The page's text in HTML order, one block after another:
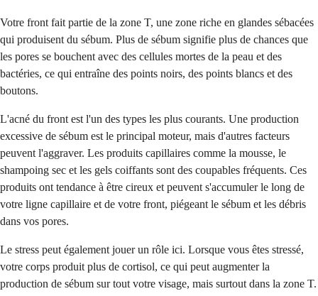
Votre front fait partie de la zone T, une zone riche en glandes sébacées
qui produisent du sébum. Plus de sébum signifie plus de chances que
les pores se bouchent avec des cellules mortes de la peau et des
bactéries, ce qui entraîne des points noirs, des points blancs et des
boutons.
L'acné du front est l'un des types les plus courants. Une production
excessive de sébum est le principal moteur, mais d'autres facteurs
peuvent l'aggraver. Les produits capillaires comme la mousse, le
shampoing sec et les gels coiffants sont des coupables fréquents. Ces
produits ont tendance à être cireux et peuvent s'accumuler le long de
votre ligne capillaire et de votre front, piégeant le sébum et les débris
dans vos pores.
Le stress peut également jouer un rôle ici. Lorsque vous êtes stressé,
votre corps produit plus de cortisol, ce qui peut augmenter la
production de sébum sur tout votre visage, mais surtout dans la zone T.